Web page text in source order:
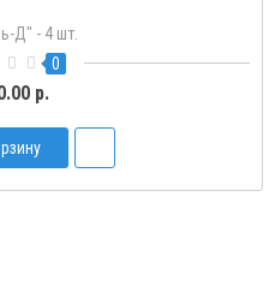
"Богатырь-Д" - 4 шт.
0
5 700.00 р.